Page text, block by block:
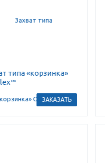
типа «корзинка»
ЗАКАЗАТЬ